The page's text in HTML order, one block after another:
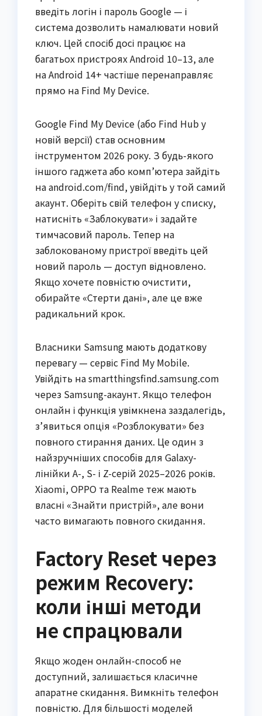
введіть логін і пароль Google — і
система дозволить намалювати новий
ключ. Цей спосіб досі працює на
багатьох пристроях Android 10–13, але
на Android 14+ частіше перенаправляє
прямо на Find My Device.
Google Find My Device (або Find Hub у
новій версії) став основним
інструментом 2026 року. З будь-якого
іншого гаджета або комп’ютера зайдіть
на android.com/find, увійдіть у той самий
акаунт. Оберіть свій телефон у списку,
натисніть «Заблокувати» і задайте
тимчасовий пароль. Тепер на
заблокованому пристрої введіть цей
новий пароль — доступ відновлено.
Якщо хочете повністю очистити,
обирайте «Стерти дані», але це вже
радикальний крок.
Власники Samsung мають додаткову
перевагу — сервіс Find My Mobile.
Увійдіть на smartthingsfind.samsung.com
через Samsung-акаунт. Якщо телефон
онлайн і функція увімкнена заздалегідь,
з’явиться опція «Розблокувати» без
повного стирання даних. Це один з
найзручніших способів для Galaxy-
лінійки A-, S- і Z-серій 2025–2026 років.
Xiaomi, OPPO та Realme теж мають
власні «Знайти пристрій», але вони
часто вимагають повного скидання.
Factory Reset через
режим Recovery:
коли інші методи
не спрацювали
Якщо жоден онлайн-способ не
доступний, залишається класичне
апаратне скидання. Вимкніть телефон
повністю. Для більшості моделей